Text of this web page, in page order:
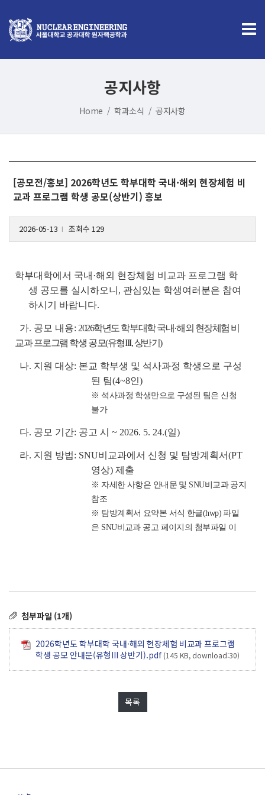
공지사항
Home 학과소식 공지사항
[공모전/홍보] 2026학년도 학부대학 국내·해외 현장체험 비
교과 프로그램 학생 공모(상반기) 홍보
2026-05-13 조회수 129
학부대학에서 국내·해외 현장체험 비교과 프로그램 학
생 공모를 실시하오니, 관심있는 학생여러분은 참여
하시기 바랍니다.
가. 공모 내용: 2026학년도 학부대학 국내·해외 현장체험 비
교과 프로그램 학생 공모(유형III, 상반기)
나. 지원 대상: 본교 학부생 및 석사과정 학생으로 구성
된 팀(4~8인)
※ 석사과정 학생만으로 구성된 팀은 신청
불가
다. 공모 기간: 공고 시 ~ 2026. 5. 24.(일)
라. 지원 방법: SNU비교과에서 신청 및 탐방계획서(PT
영상) 제출
※ 자세한 사항은 안내문 및 SNU비교과 공지
참조
※ 탐방계획서 요약본 서식 한글(hwp) 파일
은 SNU비교과 공고 페이지의 첨부파일 이
첨부파일 (1개)
2026학년도 학부대학 국내·해외 현장체험 비교과 프로그램
학생 공모 안내문(유형III 상반기).pdf (145 KB, download:30)
목록